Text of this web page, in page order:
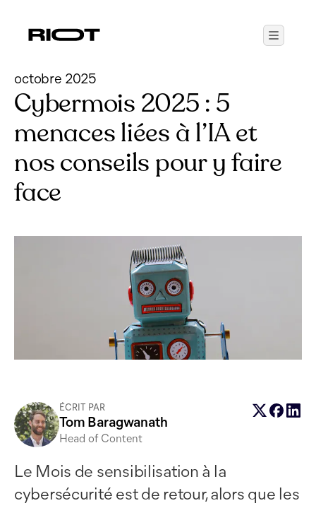
octobre 2025
Cybermois 2025 : 5
menaces liées à l’IA et
nos conseils pour y faire
face
ÉCRIT PAR
Tom Baragwanath
Head of Content
Le Mois de sensibilisation à la
cybersécurité est de retour, alors que les